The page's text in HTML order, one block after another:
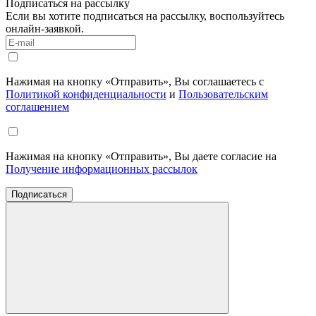
Подписаться на рассылку
Если вы хотите подписаться на рассылку, воспользуйтесь
онлайн-заявкой.
Нажимая на кнопку «Отправить», Вы соглашаетесь с
Политикой конфиденциальности и Пользовательским
соглашением
Нажимая на кнопку «Отправить», Вы даете согласие на
Получение информационных рассылок
Подписаться